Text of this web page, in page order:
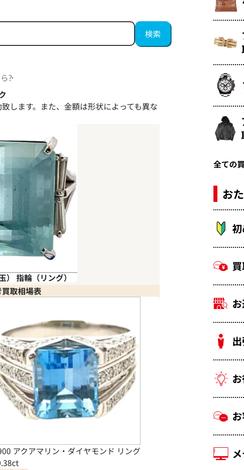
?
します。また、金額は形状によっても異な
） 指輪（リング）
取相場表
アクアマリン・ダイヤモンド リング
全ての
お